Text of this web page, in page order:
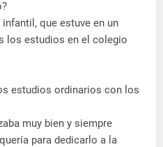
que estuve en un
los estudios en el colegio
estudios ordinarios con los
muy bien y siempre
para dedicarlo a la